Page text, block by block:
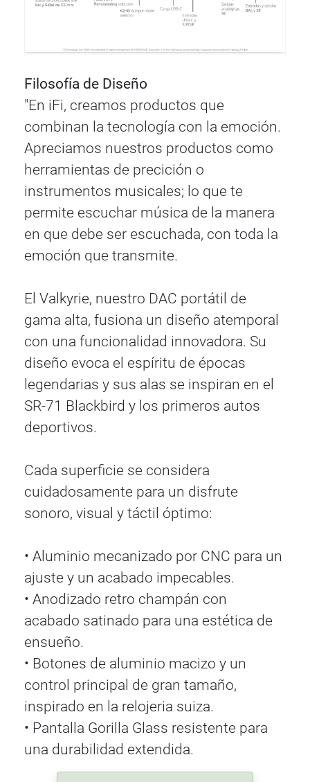
Filosofía de Diseño
"En iFi, creamos productos que
combinan la tecnología con la emoción.
Apreciamos nuestros productos como
herramientas de precición o
instrumentos musicales; lo que te
permite escuchar música de la manera
en que debe ser escuchada, con toda la
emoción que transmite.
El Valkyrie, nuestro DAC portátil de
gama alta, fusiona un diseño atemporal
con una funcionalidad innovadora. Su
diseño evoca el espíritu de épocas
legendarias y sus alas se inspiran en el
SR-71 Blackbird y los primeros autos
deportivos.
Cada superficie se considera
cuidadosamente para un disfrute
sonoro, visual y táctil óptimo:
• Aluminio mecanizado por CNC para un
ajuste y un acabado impecables.
• Anodizado retro champán con
acabado satinado para una estética de
ensueño.
• Botones de aluminio macizo y un
control principal de gran tamaño,
inspirado en la relojeria suiza.
• Pantalla Gorilla Glass resistente para
una durabilidad extendida.